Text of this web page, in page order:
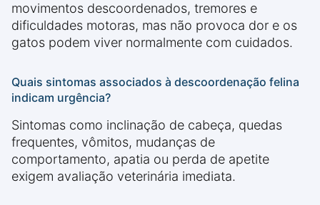
movimentos descoordenados, tremores e
dificuldades motoras, mas não provoca dor e os
gatos podem viver normalmente com cuidados.
Quais sintomas associados à descoordenação felina
indicam urgência?
Sintomas como inclinação de cabeça, quedas
frequentes, vômitos, mudanças de
comportamento, apatia ou perda de apetite
exigem avaliação veterinária imediata.